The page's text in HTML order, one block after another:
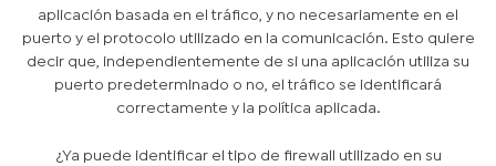
aplicación basada en el tráfico, y no necesariamente en el
puerto y el protocolo utilizado en la comunicación. Esto quiere
decir que, independientemente de si una aplicación utiliza su
puerto predeterminado o no, el tráfico se identificará
correctamente y la política aplicada.
¿Ya puede identificar el tipo de firewall utilizado en su